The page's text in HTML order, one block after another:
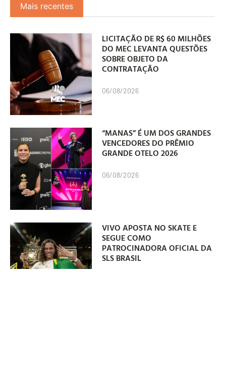
Mais recentes
LICITAÇÃO DE R$ 60 MILHÕES
DO MEC LEVANTA QUESTÕES
SOBRE OBJETO DA
CONTRATAÇÃO
06/08/2026
“MANAS” É UM DOS GRANDES
VENCEDORES DO PRÊMIO
GRANDE OTELO 2026
06/08/2026
VIVO APOSTA NO SKATE E
SEGUE COMO
PATROCINADORA OFICIAL DA
SLS BRASIL